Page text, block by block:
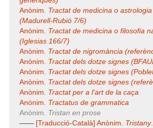
Anònim. Tractat de medicina o
(Madurell-Rubió 7/6)
Anònim. Tractat de medicina o filosofia
(Iglesias 166/7)
Anònim. Tractat de nigromància
Anònim. Tractat dels dotze signes
Anònim. Tractat dels dotze signes
Anònim. Tractat dels dotze signes
Anònim. Tractat per a l'art de la caça
Anònim. Tractatus de grammatica
Anònim. Tristan en prose
—— [Traducció-Català] Anònim. Tristany